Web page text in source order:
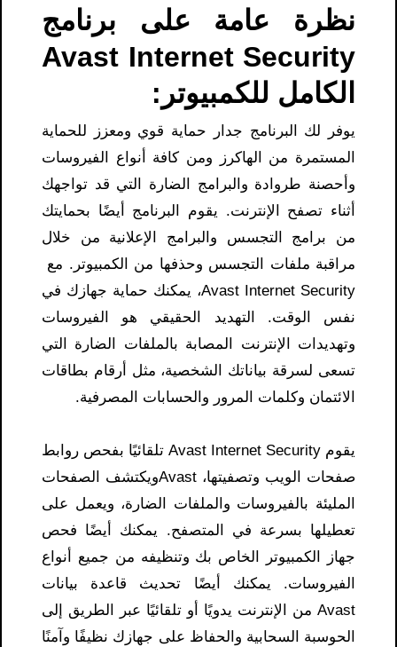
نظرة عامة على برنامج
Avast Internet Security
الكامل للكمبيوتر:
يوفر لك البرنامج جدار حماية قوي ومعزز للحماية
المستمرة من الهاكرز ومن كافة أنواع الفيروسات
وأحصنة طروادة والبرامج الضارة التي قد تواجهك
أثناء تصفح الإنترنت. يقوم البرنامج أيضًا بحمايتك
من برامج التجسس والبرامج الإعلانية من خلال
مراقبة ملفات التجسس وحذفها من الكمبيوتر. مع
Avast Internet Security، يمكنك حماية جهازك في
نفس الوقت. التهديد الحقيقي هو الفيروسات
وتهديدات الإنترنت المصابة بالملفات الضارة التي
تسعى لسرقة بياناتك الشخصية، مثل أرقام بطاقات
الائتمان وكلمات المرور والحسابات المصرفية.
يقوم Avast Internet Security تلقائيًا بفحص روابط
صفحات الويب وتصفيتها، Avastويكتشف الصفحات
المليئة بالفيروسات والملفات الضارة، ويعمل على
تعطيلها بسرعة في المتصفح. يمكنك أيضًا فحص
جهاز الكمبيوتر الخاص بك وتنظيفه من جميع أنواع
الفيروسات. يمكنك أيضًا تحديث قاعدة بيانات
Avast من الإنترنت يدويًا أو تلقائيًا عبر الطريق إلى
الحوسبة السحابية والحفاظ على جهازك نظيفًا وآمنًا